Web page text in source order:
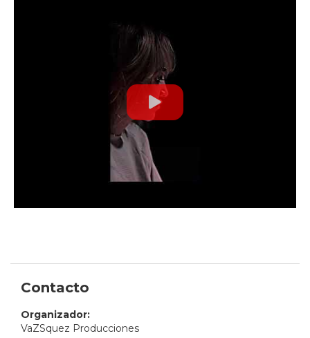
Contacto
Organizador:
VaZSquez Producciones